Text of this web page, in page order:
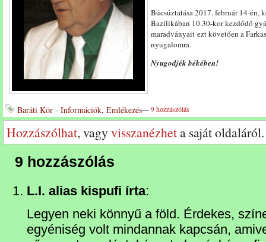
Búcsúztatása 2017. február 14-én,
Bazilikában 10.30-kor kezdődő
maradványait ezt követően a
nyugalomra.
Nyugodjék békében!
Baráti Kör - Információk, Emlékezés---9 hozzászólás
Hozzászólhat, vagyvisszanézheta saját oldaláról.
9 hozzászólás
L.I. alias kispufi írta:
Legyen neki könnyű a föld. Érdekes,
egyéniség volt mindannak kapcsán,